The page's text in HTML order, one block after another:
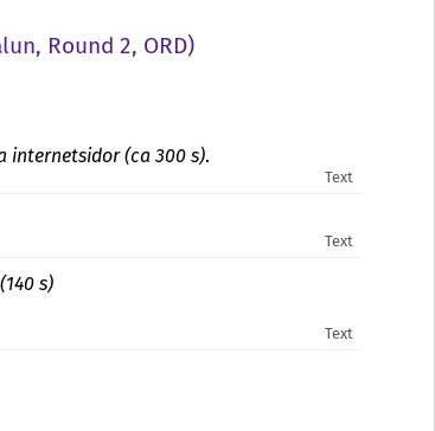
Round 2, ORD)
(ca 300 s).
Text
Text
s)
Text